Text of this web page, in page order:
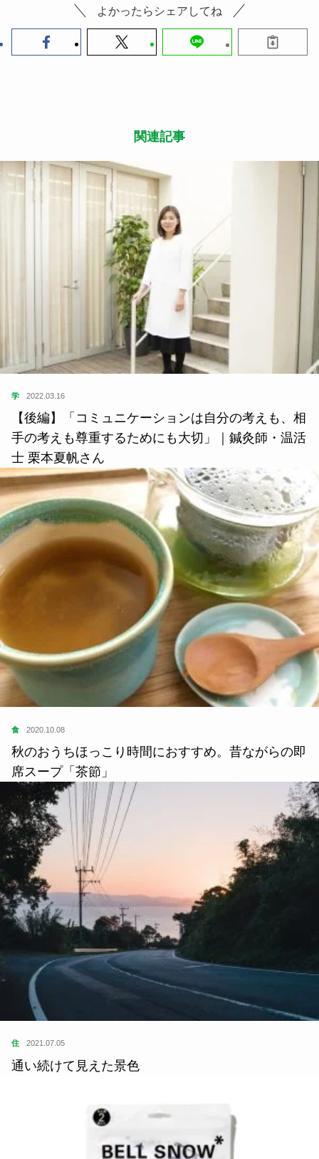
よかったらシェアしてね
関連記事
学 2022.03.16
【後編】「コミュニケーションは自分の考えも、相
手の考えも尊重するためにも大切」｜鍼灸師・温活
士 栗本夏帆さん
食 2020.10.08
秋のおうちほっこり時間におすすめ。昔ながらの即
席スープ「茶節」
住 2021.07.05
通い続けて見えた景色